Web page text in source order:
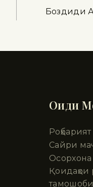
Боздиди
Оиди
Роҳбарият
Сайри
Осорхона
Қоидаҳои